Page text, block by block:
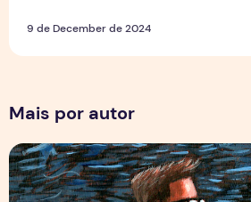
9 de December de 2024
Mais por autor
Por Trás dos Pixels